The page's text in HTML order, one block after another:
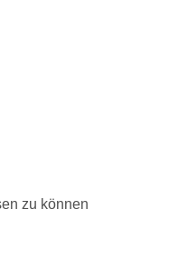
zu können